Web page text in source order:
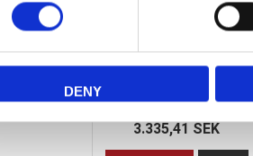
DENY
Taymar Mix & Match
Komplett inkl. 3 nivåer efter
3.335,41 SEK